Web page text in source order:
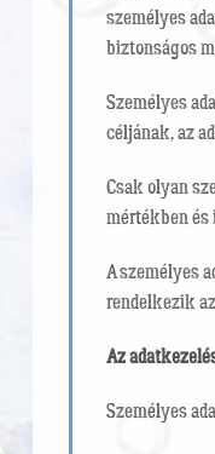
személyes
biztonságos
Személyes
céljának, az
Csak olyan
mértékben és
A személyes
rendelkezik
Az
Személyes